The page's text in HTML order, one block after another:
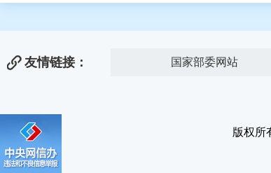
友情链接： 国家部委网站
版权所